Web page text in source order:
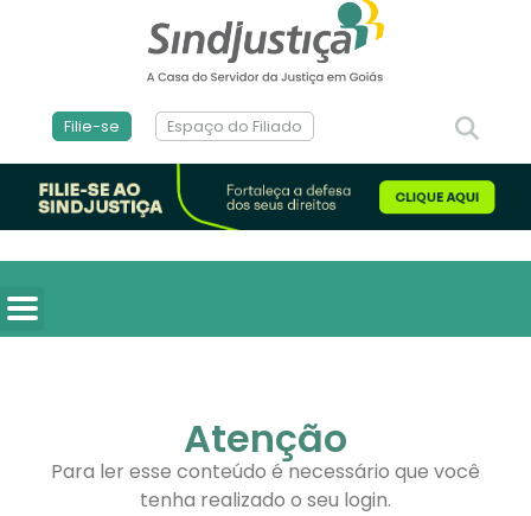
Filie-se Espaço do Filiado
Atenção
Para ler esse conteúdo é necessário que você
tenha realizado o seu login.